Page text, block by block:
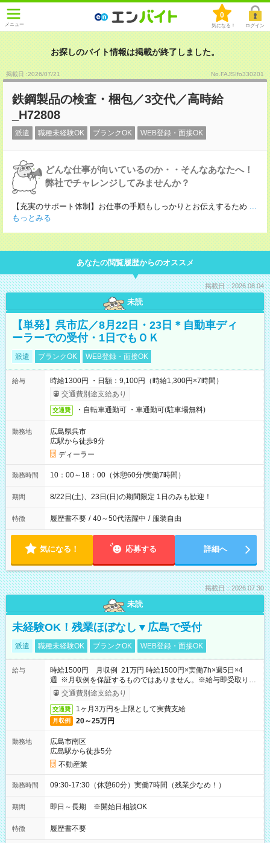
メニュー
0
気になる！ ログイン
お探しのバイト情報は掲載が終了しました。
掲載日 :2026/07/21 No.FAJSIfo330201
鉄鋼製品の検査・梱包／3交代／高時給
_H72808
派遣 職種未経験OK ブランクOK WEB登録・面接OK
どんな仕事が向いているのか・・そんなあなたへ！
弊社でチャレンジしてみませんか？
【充実のサポート体制】お仕事の手順もしっかりとお伝えするため ...
もっとみる
あなたの閲覧履歴からのオススメ
掲載日：2026.08.04
未読
【単発】呉市広／8月22日・23日＊自動車ディ
ーラーでの受付・1日でもＯＫ
派遣 ブランクOK WEB登録・面接OK
給与
時給1300円 ・日額：9,100円（時給1,300円×7時間）
交通費別途支給あり
交通費 ・自転車通勤可 ・車通勤可(駐車場無料)
勤務地
広島県呉市
広駅から徒歩9分
ディーラー
勤務時間 10：00～18：00（休憩60分/実働7時間）
期間 8/22日(土)、23日(日)の期間限定 1日のみも歓迎！
特徴 履歴書不要 / 40～50代活躍中 / 服装自由
気になる！ 応募する 詳細へ
掲載日：2026.07.30
未読
未経験OK！残業ほぼなし▼広島で受付
派遣 職種未経験OK ブランクOK WEB登録・面接OK
給与
時給1500円 月収例 21万円 時給1500円×実働7h×週5日×4
週 ※月収例を保証するものではありません。※給与即受取りサ
ービス利用可（利用条件有）
交通費別途支給あり
交通費 1ヶ月3万円を上限として実費支給
月収例 20～25万円
勤務地
広島市南区
広島駅から徒歩5分
不動産業
勤務時間 09:30-17:30（休憩60分）実働7時間（残業少なめ！）
期間 即日～長期 ※開始日相談OK
特徴 履歴書不要